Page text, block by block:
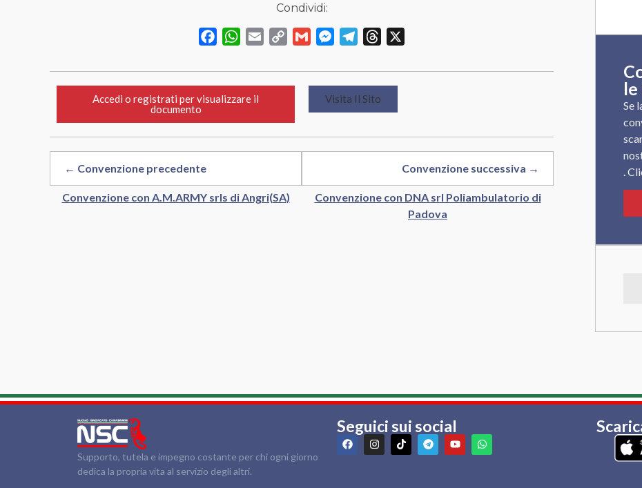
Condividi:
FacebookWhatsApp
Email
Copy
Gmail MessengerTelegramThreads
Accedi o registrati per visualizzare il
documento
Visita Il Sito
← Convenzione precedente
Convenzione con A.M.ARMY srls di Angri(SA)
Convenzione successiva →
Convenzione con DNA srl Poliambulatorio di
Padova
Se
.
Supporto, tutela e impegno costante per chi ogni giorno
dedica la propria vita al servizio degli altri.
Seguici sui social